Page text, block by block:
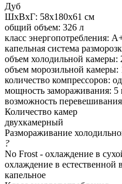
Дуб
ШхВхГ: 58х180х61 см
общий объем: 326 л
класс энергопотребления:
капельная система
объем холодильной камеры:
объем морозильной камеры:
количество компрессоров:
мощность замораживания: 5
возможность
Количество камер
двухкамерный
Размораживание
?
No Frost - охлаждение в
охлаждение в естественной
капельное